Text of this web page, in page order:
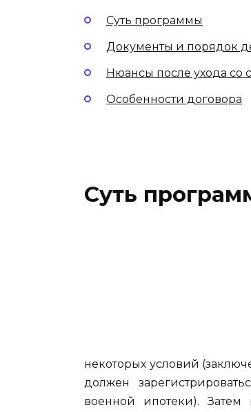
Суть программы
Документы и порядок
Нюансы после ухода со
Особенности договора
Суть
некоторых условий
должен
военной ипотеки). Затем